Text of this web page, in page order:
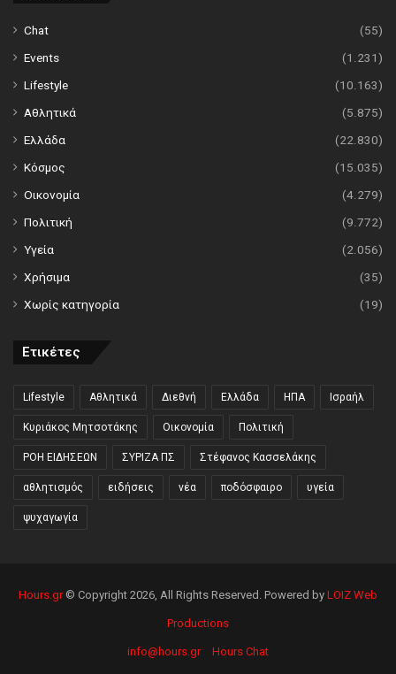
Chat
(55)
Events
(1.231)
Lifestyle
(10.163)
Αθλητικά
(5.875)
Ελλάδα
(22.830)
Κόσμος
(15.035)
Οικονομία
(4.279)
Πολιτική
(9.772)
Υγεία
(2.056)
Χρήσιμα
(35)
Χωρίς κατηγορία
(19)
Ετικέτες
Lifestyle Αθλητικά Διεθνή Ελλάδα ΗΠΑ Ισραήλ
Κυριάκος Μητσοτάκης Οικονομία Πολιτική
ΡΟΗ ΕΙΔΗΣΕΩΝ ΣΥΡΙΖΑ ΠΣ Στέφανος Κασσελάκης
αθλητισμός ειδήσεις νέα ποδόσφαιρο υγεία
ψυχαγωγία
Hours.gr© Copyright 2026, All Rights Reserved. Powered by LOIZ Web
Productions
info@hours.gr Hours Chat